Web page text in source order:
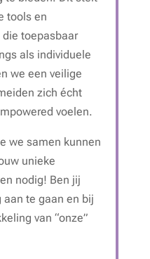
tools en
toepasbaar
als individuele
we een veilige
zich écht
voelen.
we samen kunnen
unieke
nodig! Ben jij
te gaan en bij
van “onze”